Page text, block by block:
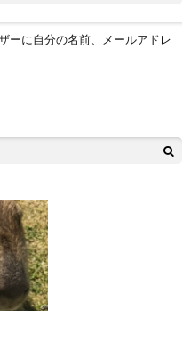
ーに自分の名前、メールアドレ